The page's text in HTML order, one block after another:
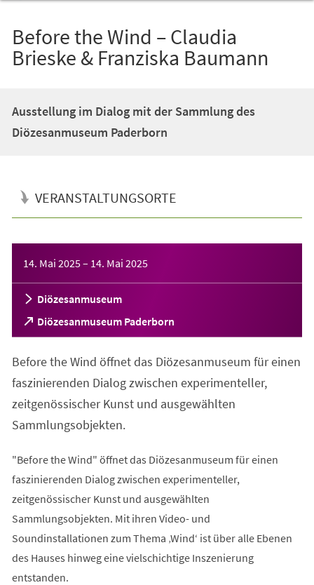
Before the Wind – Claudia
Brieske & Franziska Baumann
Ausstellung im Dialog mit der Sammlung des
Diözesanmuseum Paderborn
VERANSTALTUNGSORTE
14. Mai 2025– 14. Mai 2025
Diözesanmuseum
Diözesanmuseum Paderborn
(Öffnet
in
neuen
Tab)
Before the Wind öffnet das Diözesanmuseum für einen
faszinierenden Dialog zwischen experimenteller,
zeitgenössischer Kunst und ausgewählten
Sammlungsobjekten.
"Before the Wind" öffnet das Diözesanmuseum für einen
faszinierenden Dialog zwischen experimenteller,
zeitgenössischer Kunst und ausgewählten
Sammlungsobjekten. Mit ihren Video- und
Soundinstallationen zum Thema ‚Wind‘ ist über alle Ebenen
des Hauses hinweg eine vielschichtige Inszenierung
entstanden.